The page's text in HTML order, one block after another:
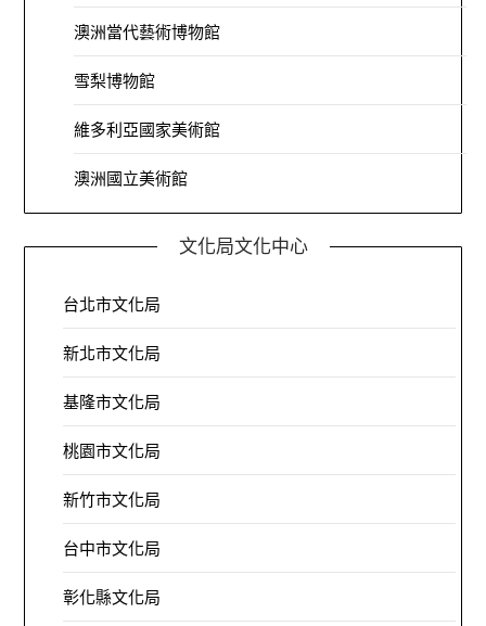
澳洲當代藝術博物館
雪梨博物館
維多利亞國家美術館
澳洲國立美術館
文化局文化中心
台北市文化局
新北市文化局
基隆市文化局
桃園市文化局
新竹市文化局
台中市文化局
彰化縣文化局